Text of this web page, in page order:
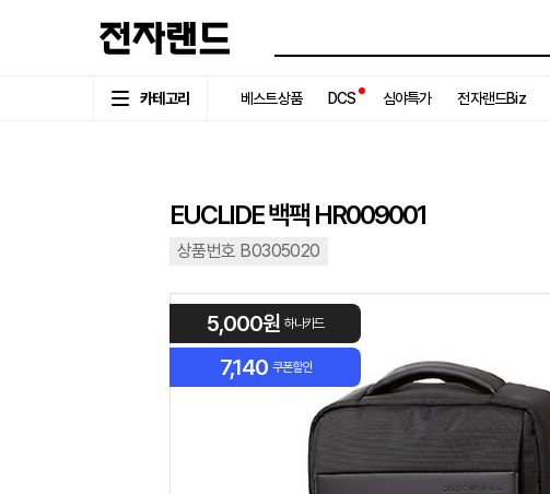
카테고리 베스트상품 DCS 심야특가 전자랜드Biz
EUCLIDE 백팩 HR009001
상품번호 B0305020
5,000원 하나카드
7,140 쿠폰할인